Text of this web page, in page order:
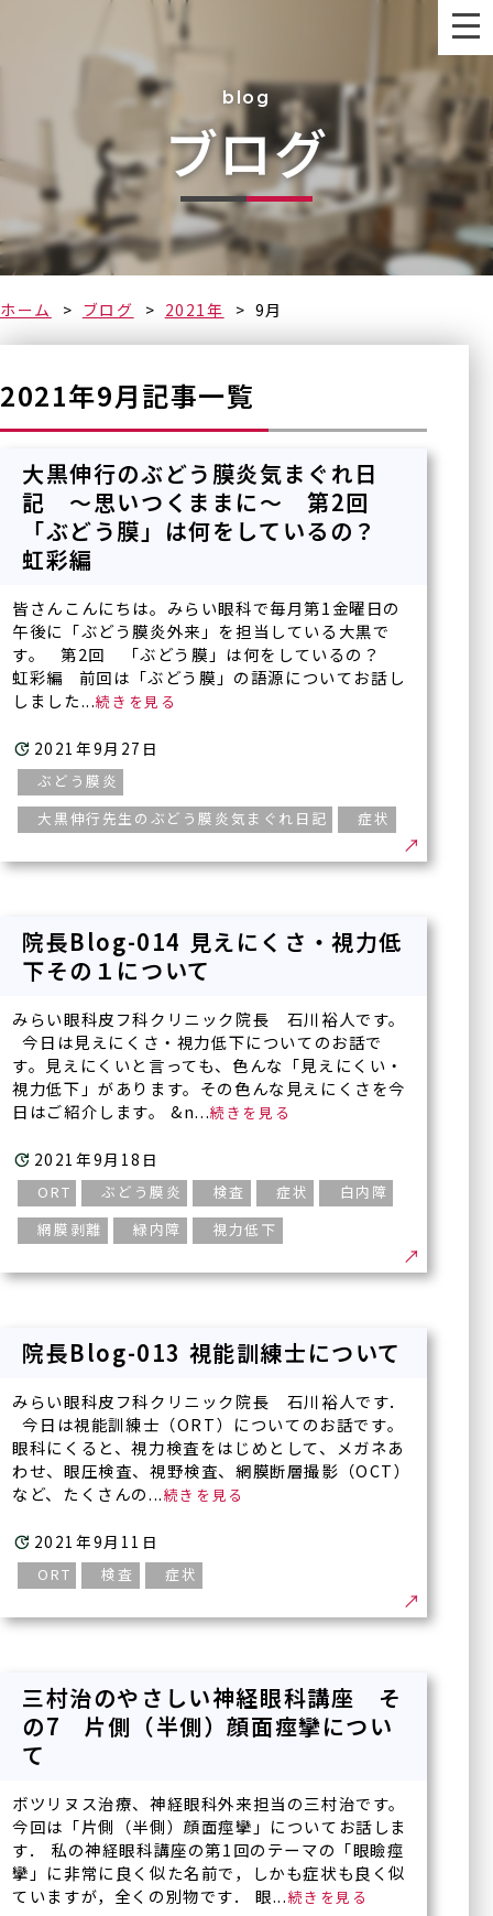
なるべく早く
医療法人正秋会ホー
ム
診療内容一覧
一般診療
ブログ
blog
ホーム ブログ 2021年 9月
2021年9月記事一覧
大黒伸行のぶどう膜炎気まぐれ日
記 ～思いつくままに～ 第2回
「ぶどう膜」は何をしているの？
虹彩編
皆さんこんにちは。みらい眼科で毎月第1金曜日の
午後に「ぶどう膜炎外来」を担当している大黒で
す。 第2回 「ぶどう膜」は何をしているの？
虹彩編 前回は「ぶどう膜」の語源についてお話し
しました...
2021年9月27日
ぶどう膜炎
大黒伸行先生のぶどう膜炎気まぐれ日記
症状
院長Blog-014 見えにくさ・視力低
下その１について
みらい眼科皮フ科クリニック院長 石川裕人です。
今日は見えにくさ・視力低下についてのお話で
す。見えにくいと言っても、色んな「見えにくい・
視力低下」があります。その色んな見えにくさを今
日はご紹介します。 &n...
2021年9月18日
ORT ぶどう膜炎 検査 症状
白内障
網膜剥離
緑内障 視力低下
院長Blog-013 視能訓練士について
みらい眼科皮フ科クリニック院長 石川裕人です．
今日は視能訓練士（ORT）についてのお話です。
眼科にくると、視力検査をはじめとして、メガネあ
わせ、眼圧検査、視野検査、網膜断層撮影（OCT）
など、たくさんの...
2021年9月11日
ORT 検査 症状
三村治のやさしい神経眼科講座 そ
の7 片側（半側）顔面痙攣につい
て
ボツリヌス治療、神経眼科外来担当の三村治です。
今回は「片側（半側）顔面痙攣」についてお話しま
す． 私の神経眼科講座の第1回のテーマの「眼瞼痙
攣」に非常に良く似た名前で，しかも症状も良く似
ていますが，全くの別物です． 眼...